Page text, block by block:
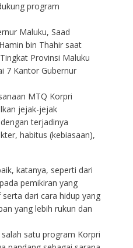
program
Maluku, Saad
bin Thahir saat
Provinsi Maluku
7 Kantor Gubernur
MTQ Korpri
jejak-jejak
terjadinya
habitus (kebiasaan),
katanya, seperti dari
pemikiran yang
dari cara hidup yang
yang lebih rukun dan
satu program Korpri